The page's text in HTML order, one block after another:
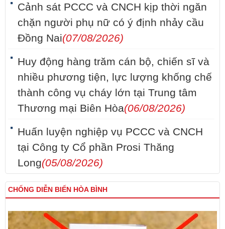
Cảnh sát PCCC và CNCH kịp thời ngăn
chặn người phụ nữ có ý định nhảy cầu
Đồng Nai(07/08/2026)
Huy động hàng trăm cán bộ, chiến sĩ và
nhiều phương tiện, lực lượng khống chế
thành công vụ cháy lớn tại Trung tâm
Thương mại Biên Hòa(06/08/2026)
Huấn luyện nghiệp vụ PCCC và CNCH
tại Công ty Cổ phần Prosi Thăng
Long(05/08/2026)
CHỐNG DIỄN BIẾN HÒA BÌNH